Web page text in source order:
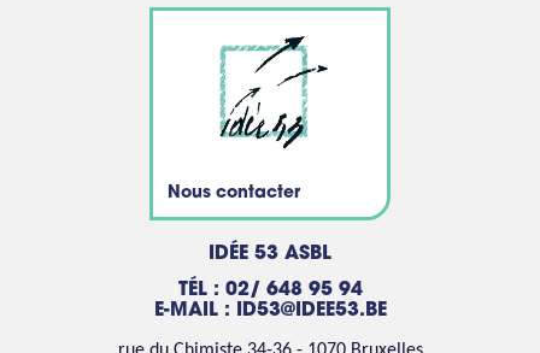
Nous contacter
IDÉE 53 ASBL
TÉL : 02/ 648 95 94
E-MAIL : ID53@IDEE53.BE